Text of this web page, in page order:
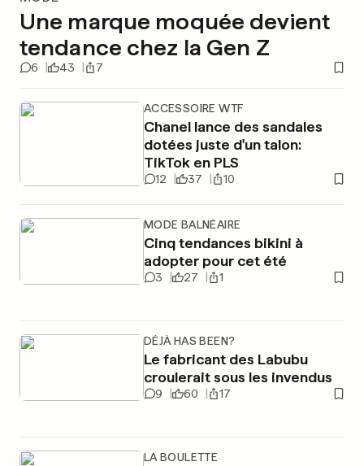
Une marque moquée devient
tendance chez la Gen Z
6 43 7
ACCESSOIRE WTF
Chanel lance des sandales
dotées juste d'un talon:
TikTok en PLS
12 37 10
MODE BALNÉAIRE
Cinq tendances bikini à
adopter pour cet été
3 27 1
DÉJÀ HAS BEEN?
Le fabricant des Labubu
croulerait sous les invendus
9 60 17
LA BOULETTE